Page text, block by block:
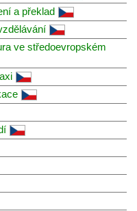
a překlad
ve středoevropském